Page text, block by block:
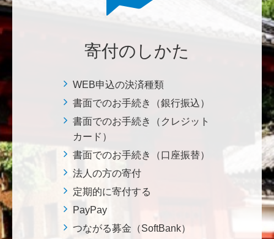
植物は、実は植物同士全世界の植物で繋がっている。
る。 植物、素晴らしい。 世界の学会でも、子供たち
い。 後世、子供たちにも、３千年後も
美味しいお寿司、刺身、美味しい魚、美味しい日本
米、酢飯 世界中の人々の舌を魅了している これから
も未来永劫 美味しいお寿司、刺身、日本米を子供た
ち、孫たち、子々孫々へ <国際水産研究教育基金>
イタリアと日本が協力して頑張っている壮大な発掘調
寄付のしかた
WEB申込の決済種類
書面でのお手続き（銀行振込）
書面でのお手続き（クレジット
カード）
書面でのお手続き（口座振替）
法人の方の寄付
定期的に寄付する
PayPay
つながる募金（SoftBank）